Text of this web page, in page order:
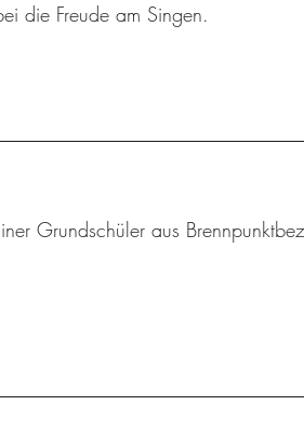
die Freude am Singen.
Grundschüler aus